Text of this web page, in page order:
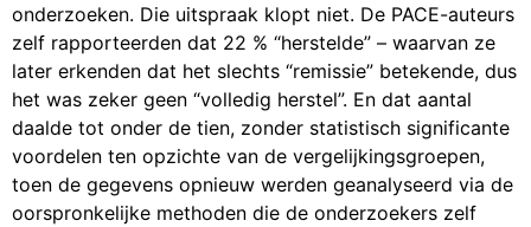
onderzoeken. Die uitspraak klopt niet. De PACE-auteurs
zelf rapporteerden dat 22 % “herstelde” – waarvan ze
later erkenden dat het slechts “remissie” betekende, dus
het was zeker geen “volledig herstel”. En dat aantal
daalde tot onder de tien, zonder statistisch significante
voordelen ten opzichte van de vergelijkingsgroepen,
toen de gegevens opnieuw werden geanalyseerd via de
oorspronkelijke methoden die de onderzoekers zelf